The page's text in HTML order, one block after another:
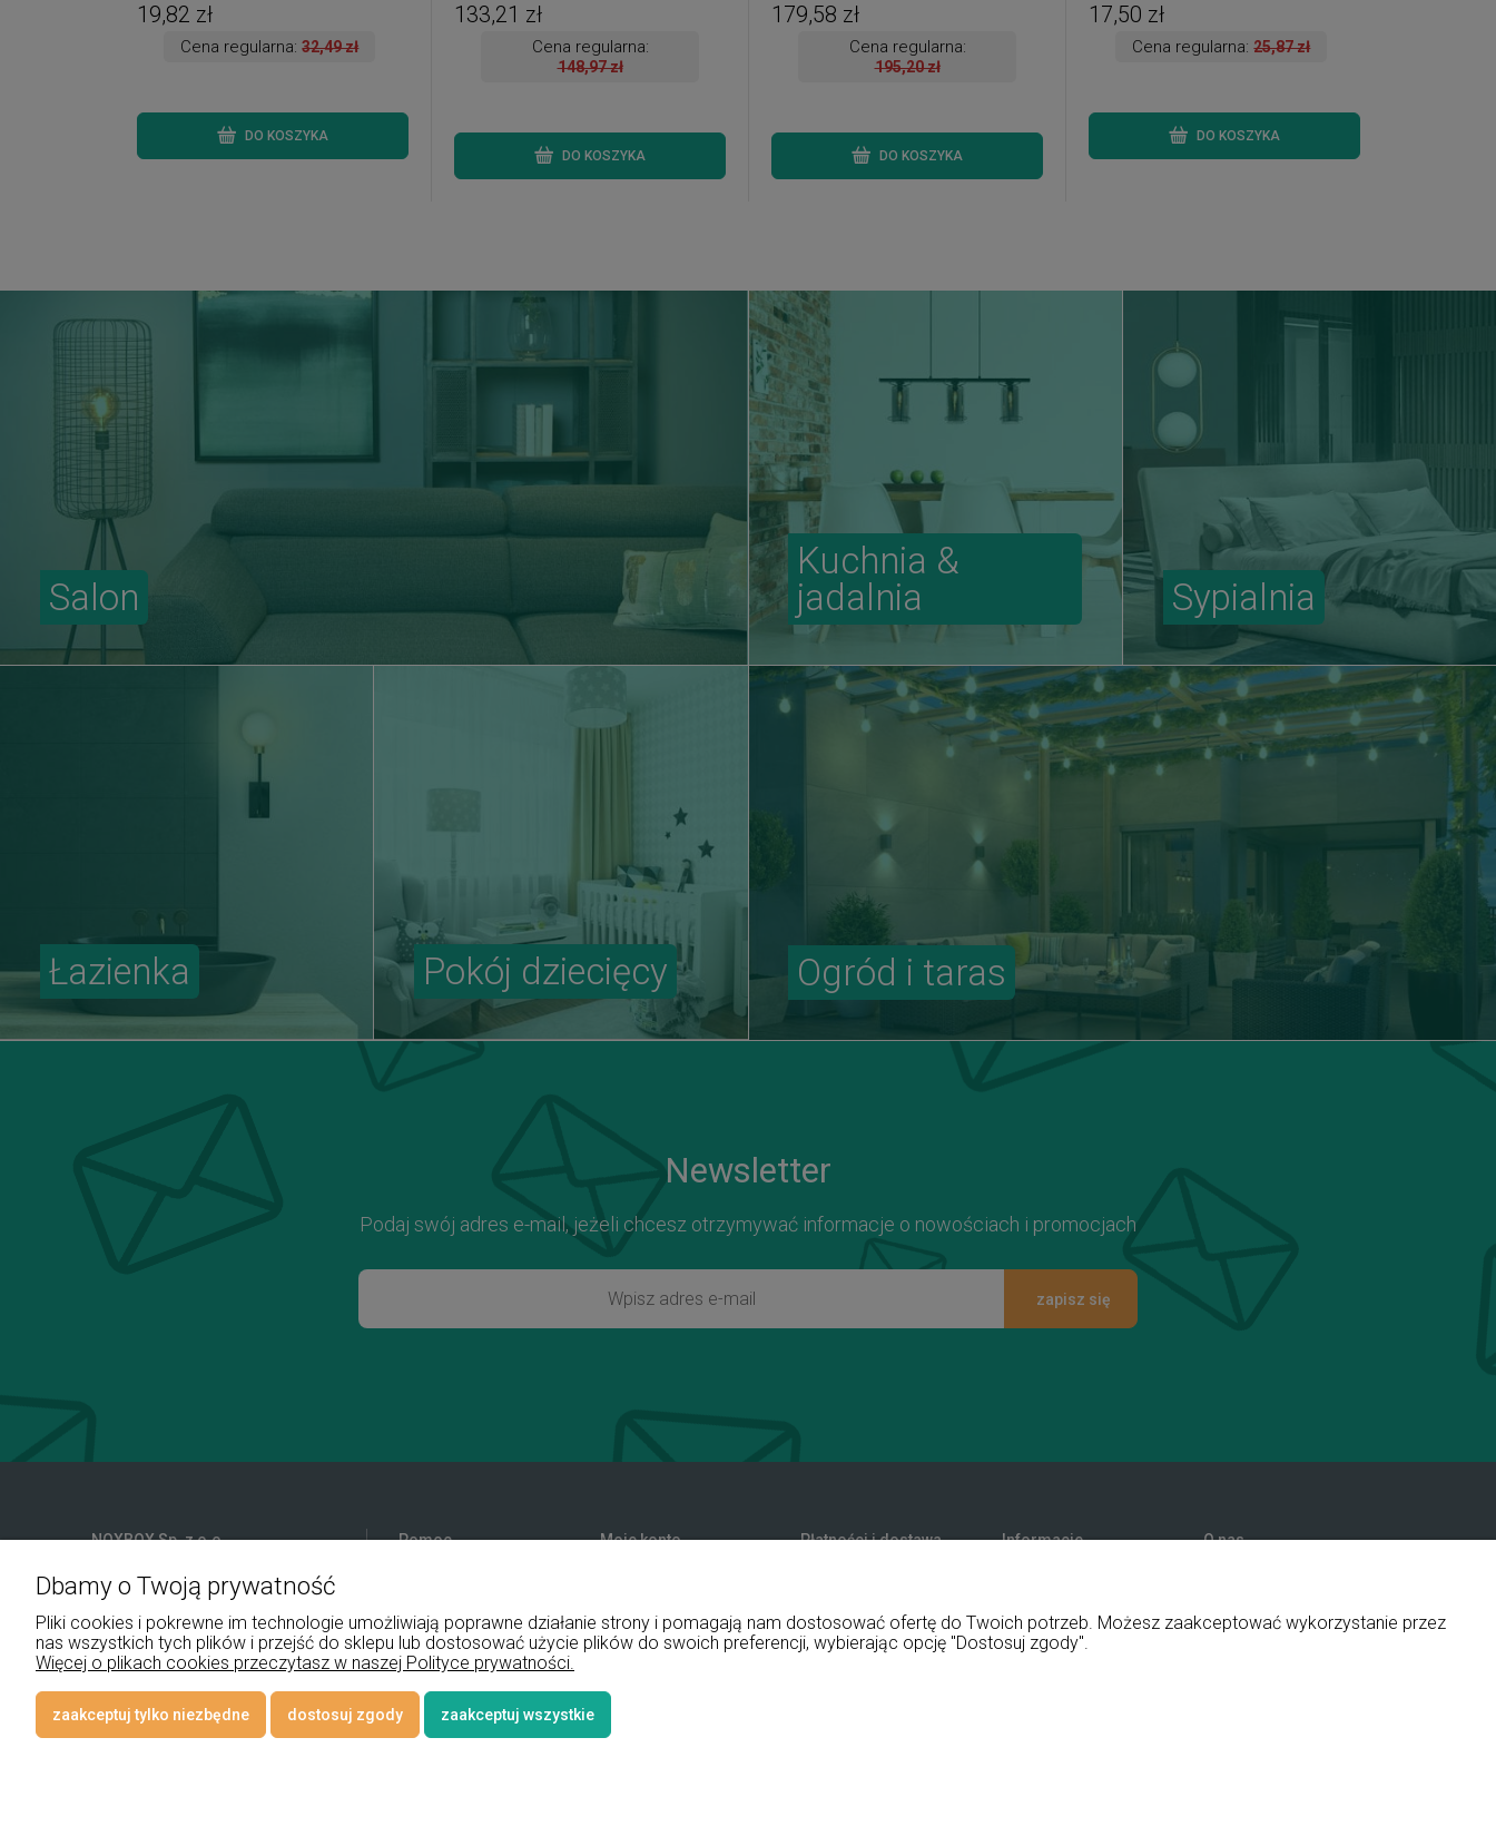
19,82 zł
Cena regularna:32,49 zł
DO KOSZYKA
133,21 zł
Cena regularna:
148,97 zł
DO KOSZYKA
179,58 zł
Cena regularna:
195,20 zł
DO KOSZYKA
17,50 zł
Cena regularna:25,87 zł
DO KOSZYKA
Salon
Kuchnia &
jadalnia
Sypialnia
Ogród i taras
Łazienka Pokój dziecięcy
Newsletter
Podaj swój adres e-mail, jeżeli chcesz otrzymywać informacje o nowościach i promocjach
zapisz się
NOXBOX Sp. z o.o.
ul. Podhalańska 9
41-907 Bytom
+48 534 555 344
sklep@noxbox.pl
Pomoc
Pliki do pobrania
Regulamin
Moje konto
Ustawienia konta
Przechowalnia
Płatności i dostawa
Koszty dostawy
Czas realizacji zamówienia
Informacje
Polityka prywatności
O nas
Blog
Dbamy o Twoją prywatność
Pliki cookies i pokrewne im technologie umożliwiają poprawne działanie strony i pomagają nam dostosować ofertę do Twoich potrzeb. Możesz zaakceptować wykorzystanie przez
nas wszystkich tych plików i przejść do sklepu lub dostosować użycie plików do swoich preferencji, wybierając opcję "Dostosuj zgody".
Więcej o plikach cookies przeczytasz w naszej Polityce prywatności.
zaakceptuj tylko niezbędne dostosuj zgody zaakceptuj wszystkie